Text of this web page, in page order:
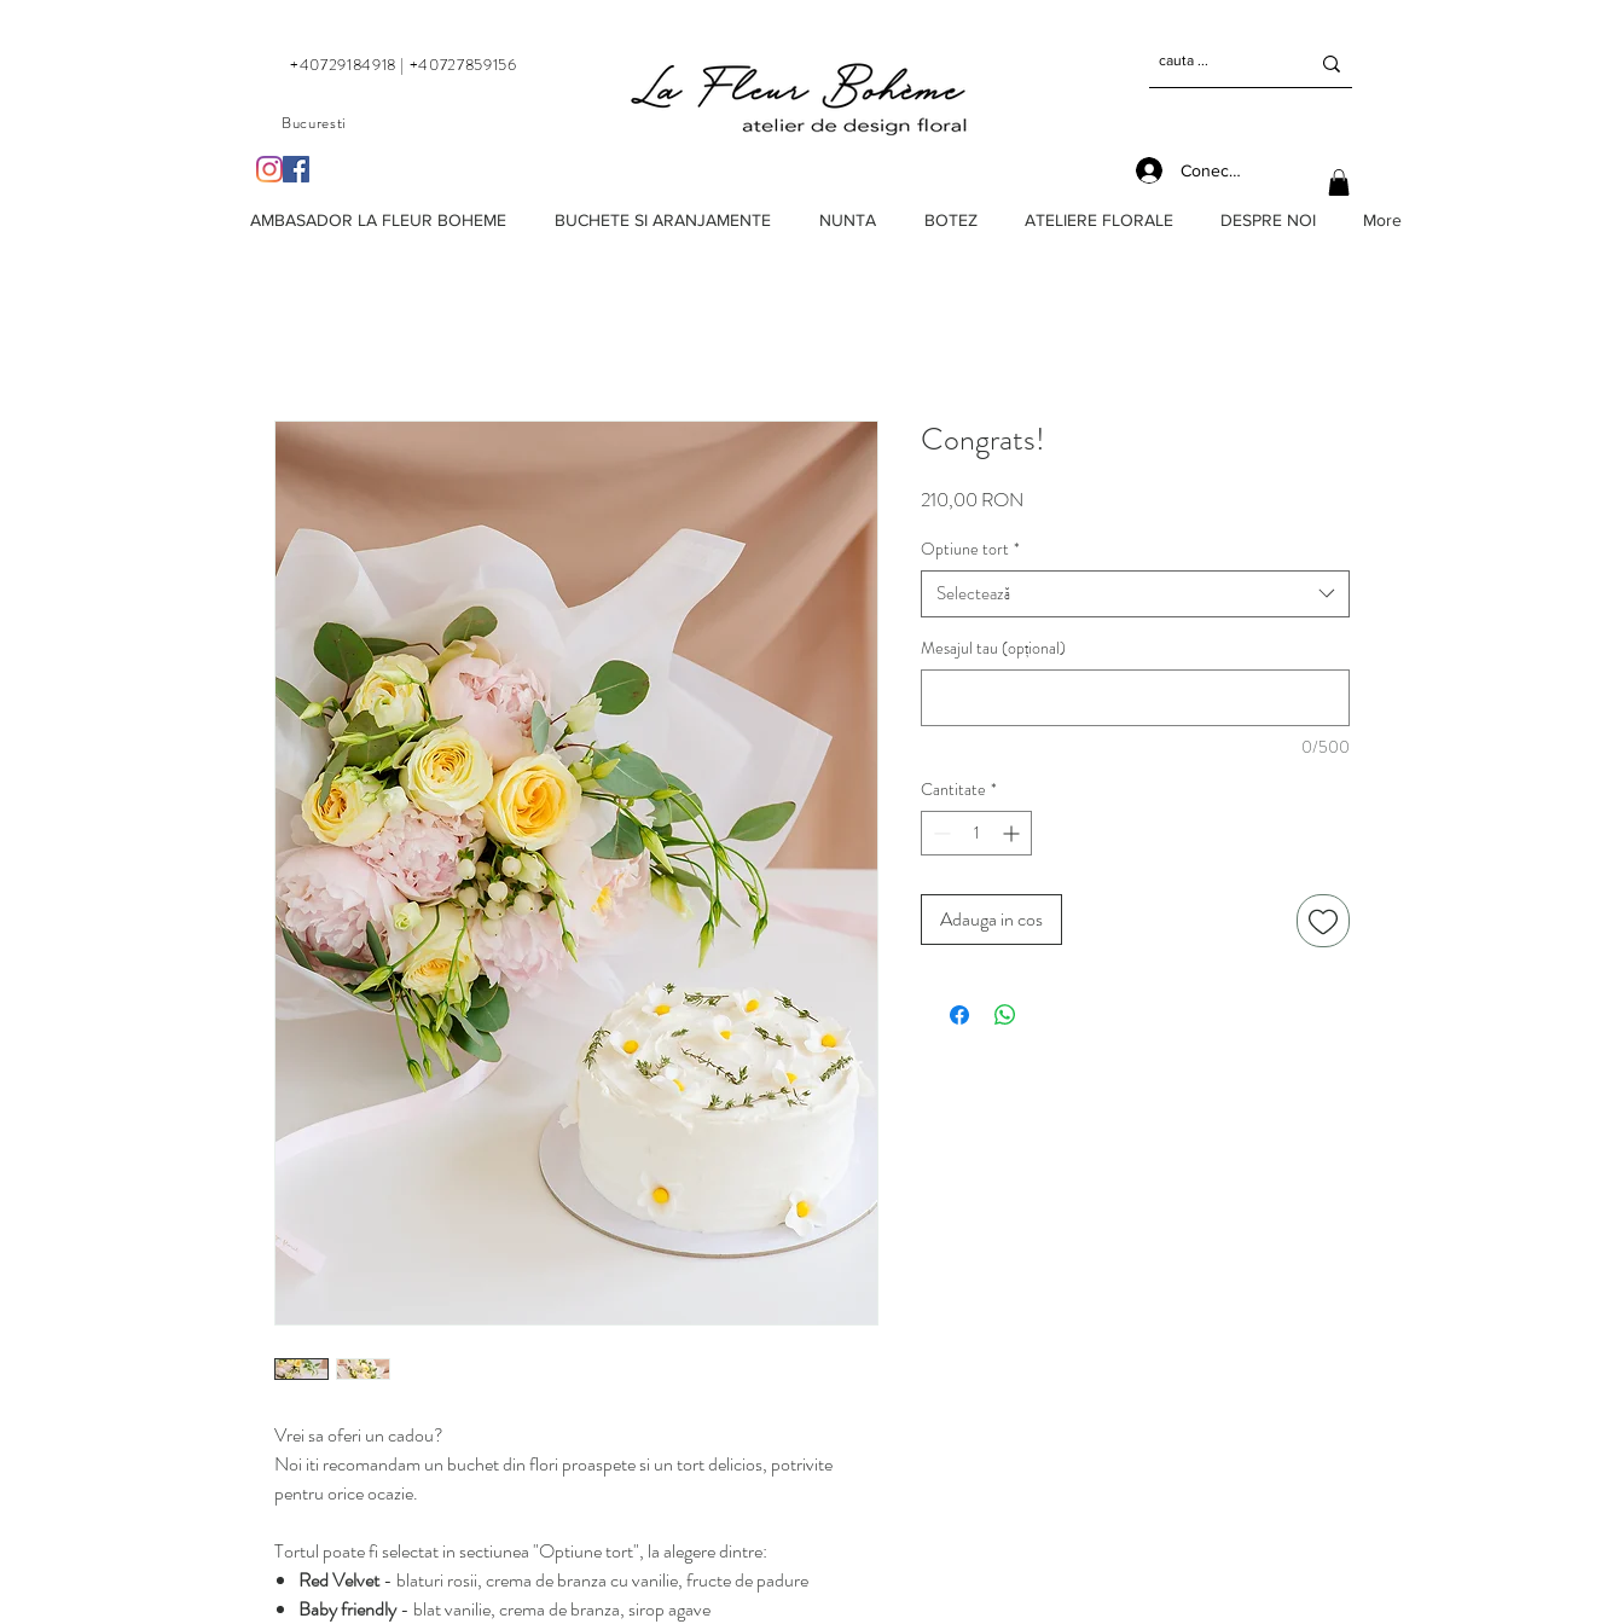
+40729184918 | +40727859156
Bucuresti
Conectează-te
AMBASADOR LA FLEUR BOHEME BUCHETE SI ARANJAMENTE NUNTA BOTEZ ATELIERE FLORALE DESPRE NOI More
Vrei sa oferi un cadou?
Noi iti recomandam un buchet din flori proaspete si un tort delicios, potrivite
pentru orice ocazie.
Tortul poate fi selectat in sectiunea "Optiune tort", la alegere dintre:
Red Velvet- blaturi rosii, crema de branza cu vanilie, fructe de padure
Baby friendly- blat vanilie, crema de branza, sirop agave
Congrats!
210,00 RON
Optiune tort *
Selectează
Mesajul tau (opțional)
0/500
Cantitate *
Adauga in cos